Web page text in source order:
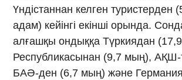
Үндістаннан келген туристерден
адам) кейінгі екінші орында.
алғашқы ондыққа Түркиядан
Республикасынан (9,7 мың),
БАӘ-ден (6,7 мың) және